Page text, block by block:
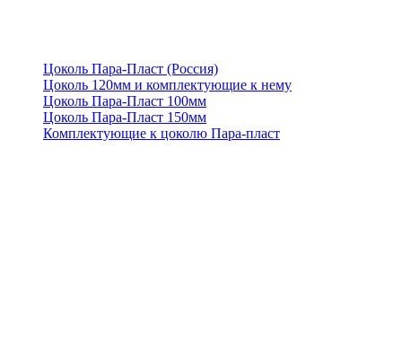
Цоколь Пара-Пласт (Россия)
Цоколь 120мм и комплектующие к нему
Цоколь Пара-Пласт 100мм
Цоколь Пара-Пласт 150мм
Комплектующие к цоколю Пара-пласт